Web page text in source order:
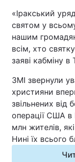
Одеса
Спорт
Техно і зв'язок
Зброя
Здоров'я
«Іракський
святом у
нашим
всім, хто
заяві кабміну в
ЗМІ звернули
християни
звільнених від
операції США в
млн жителів,
Нині їх всього